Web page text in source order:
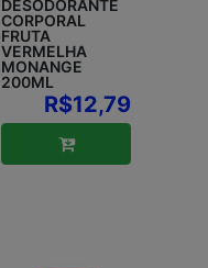
DESODORANTE
CORPORAL
FRUTA
VERMELHA
MONANGE
200ML
R$12,79